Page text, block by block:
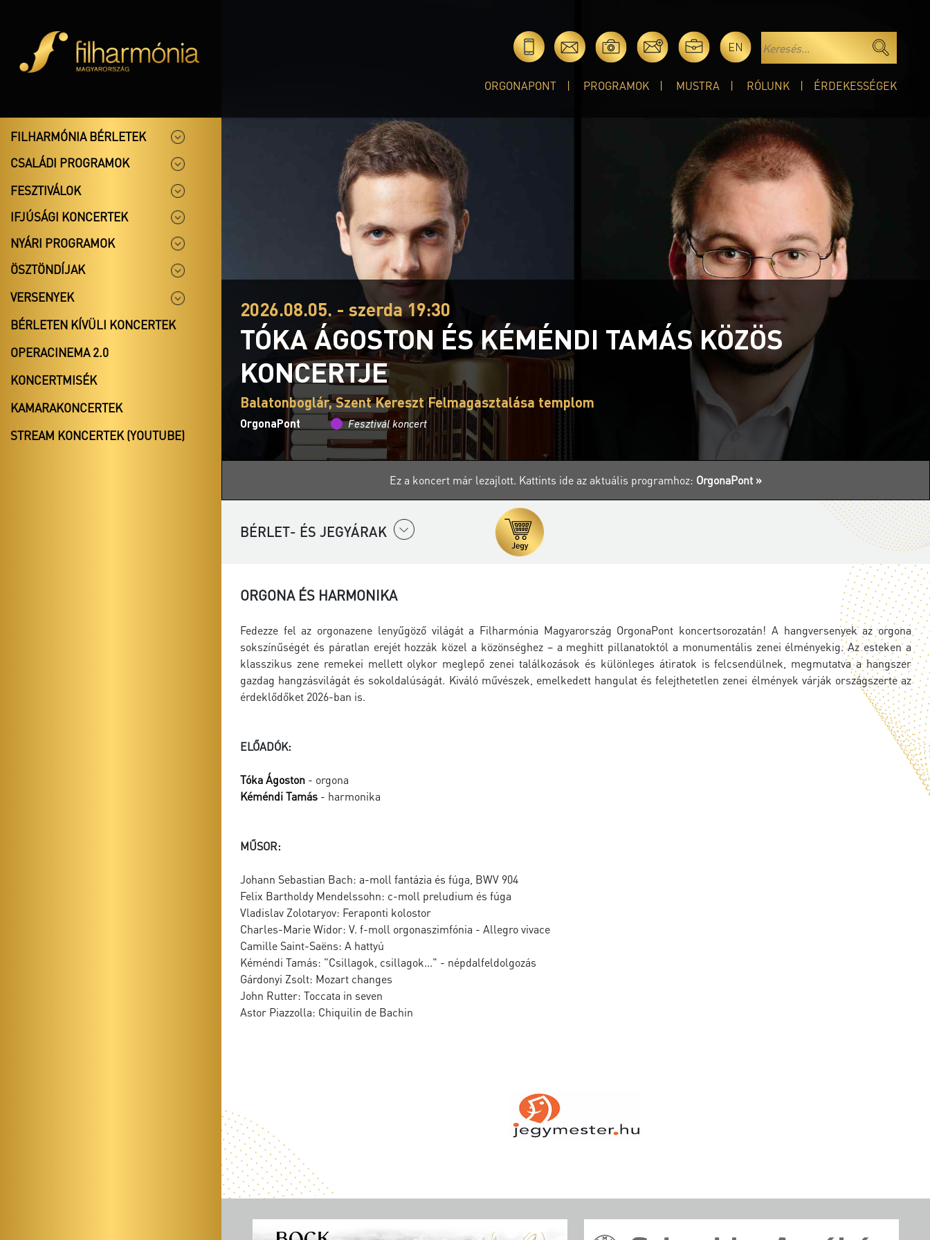
EN
ORGONAPONT PROGRAMOK MUSTRA RÓLUNK ÉRDEKESSÉGEK
FILHARMÓNIA BÉRLETEK
CSALÁDI PROGRAMOK
FESZTIVÁLOK
IFJÚSÁGI KONCERTEK
NYÁRI PROGRAMOK
ÖSZTÖNDÍJAK
VERSENYEK
BÉRLETEN KÍVÜLI KONCERTEK
OPERACINEMA 2.0
KONCERTMISÉK
KAMARAKONCERTEK
STREAM KONCERTEK (YOUTUBE)
2026.08.05. - szerda 19:30
TÓKA ÁGOSTON ÉS KÉMÉNDI TAMÁS KÖZÖS
KONCERTJE
Balatonboglár, Szent Kereszt Felmagasztalása templom
OrgonaPont Fesztivál koncert
Ez a koncert már lezajlott. Kattints ide az aktuális programhoz: OrgonaPont »
BÉRLET- ÉS JEGYÁRAK
ORGONA ÉS HARMONIKA
Fedezze fel az orgonazene lenyűgöző világát a Filharmónia Magyarország OrgonaPont koncertsorozatán! A hangversenyek az orgona
sokszínűségét és páratlan erejét hozzák közel a közönséghez – a meghitt pillanatoktól a monumentális zenei élményekig. Az esteken a
klasszikus zene remekei mellett olykor meglepő zenei találkozások és különleges átiratok is felcsendülnek, megmutatva a hangszer
gazdag hangzásvilágát és sokoldalúságát. Kiváló művészek, emelkedett hangulat és felejthetetlen zenei élmények várják országszerte az
érdeklődőket 2026-ban is.
ELŐADÓK:
Tóka Ágoston - orgona
Kéméndi Tamás - harmonika
MŰSOR:
Johann Sebastian Bach: a-moll fantázia és fúga, BWV 904
Felix Bartholdy Mendelssohn: c-moll preludium és fúga
Vladislav Zolotaryov: Feraponti kolostor
Charles-Marie Widor: V. f-moll orgonaszimfónia - Allegro vivace
Camille Saint-Saëns: A hattyú
Kéméndi Tamás: "Csillagok, csillagok..." - népdalfeldolgozás
Gárdonyi Zsolt: Mozart changes
John Rutter: Toccata in seven
Astor Piazzolla: Chiquilin de Bachin